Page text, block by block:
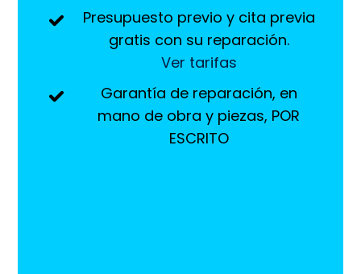
Presupuesto previo y cita previa
gratis con su reparación.
Ver tarifas
Garantía de reparación, en
mano de obra y piezas, POR
ESCRITO